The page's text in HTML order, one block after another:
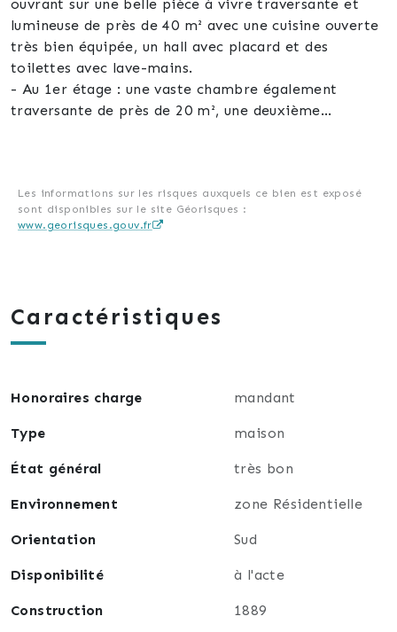
ouvrant sur une belle pièce à vivre traversante et
lumineuse de près de 40 m² avec une cuisine ouverte
très bien équipée, un hall avec placard et des
toilettes avec lave-mains.
- Au 1er étage : une vaste chambre également
traversante de près de 20 m², une deuxième
dégagement avec placards.
- En sous-sol : la chaufferie et une cave.
indépendant (porte et portail motorisés).
Cette belle maison est très bien conçue,
proximité de nombreux commerces, des différentes
écoles, services extra-scolaires, médecins,
de se rendre rapidement en ville directement ou en
proche également des pistes cyclables et de la
nature.
Pour toute information complémentaire et pour
votre Conseiller
Les informations sur les risques auxquels ce bien est exposé
sont disponibles sur le site Géorisques :
www.georisques.gouv.fr
Caractéristiques
Honoraires charge mandant
Type maison
État général très bon
Environnement zone Résidentielle
Orientation Sud
Disponibilité à l'acte
Construction 1889